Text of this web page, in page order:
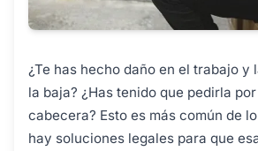
¿Te has hecho daño en el trabajo y
la baja? ¿Has tenido que pedirla
cabecera? Esto es más común de
hay soluciones legales para que